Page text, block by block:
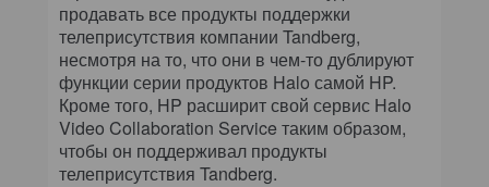
продавать все продукты поддержки
телеприсутствия компании Tandberg,
несмотря на то, что они в чем-то дублируют
функции серии продуктов Halo самой HP.
Кроме того, HP расширит свой сервис Halo
Video Collaboration Service таким образом,
чтобы он поддерживал продукты
телеприсутствия Tandberg.